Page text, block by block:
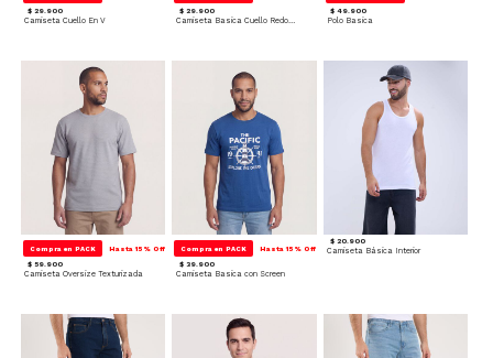
$ 29.900
Camiseta Cuello En V
$ 29.900
Camiseta Basica Cuello Redondo
$ 49.900
Polo Basica
Compra en PACK Hasta 15% Off
$ 59.900
Camiseta Oversize Texturizada
Compra en PACK Hasta 15% Off
$ 39.900
Camiseta Basica con Screen
$ 20.900
Camiseta Básica Interior